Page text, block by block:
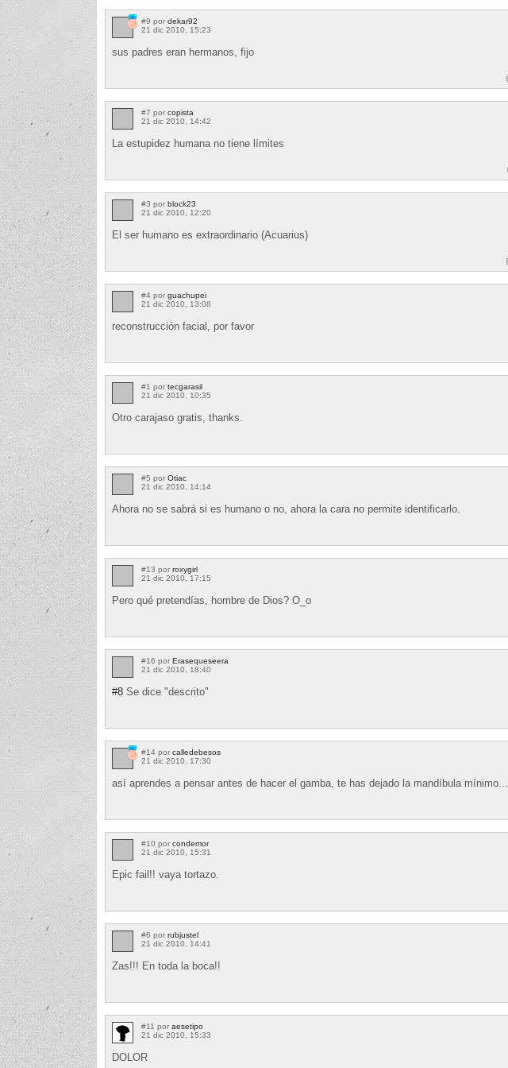
#9 por dekar92
21 dic 2010, 15:23
sus padres eran hermanos, fijo
#7 por copista
21 dic 2010, 14:42
La estupidez humana no tiene límites
#3 por block23
21 dic 2010, 12:20
El ser humano es extraordinario (Acuarius)
#4 por guachupei
21 dic 2010, 13:08
reconstrucción facial, por favor
#1 por tecgarasil
21 dic 2010, 10:35
Otro carajaso gratis, thanks.
#5 por Otiac
21 dic 2010, 14:14
Ahora no se sabrá si es humano o no, ahora la cara no permite identificarlo.
#13 por roxygirl
21 dic 2010, 17:15
Pero qué pretendías, hombre de Dios? O_o
#16 por Erasequeseera
21 dic 2010, 18:40
#8 Se dice "descrito"
#14 por calledebesos
21 dic 2010, 17:30
así aprendes a pensar antes de hacer el gamba, te has dejado la mandíbula mínimo...
#10 por condemor
21 dic 2010, 15:31
Epic fail!! vaya tortazo.
#6 por rubjustel
21 dic 2010, 14:41
Zas!!! En toda la boca!!
#11 por aesetipo
21 dic 2010, 15:33
DOLOR